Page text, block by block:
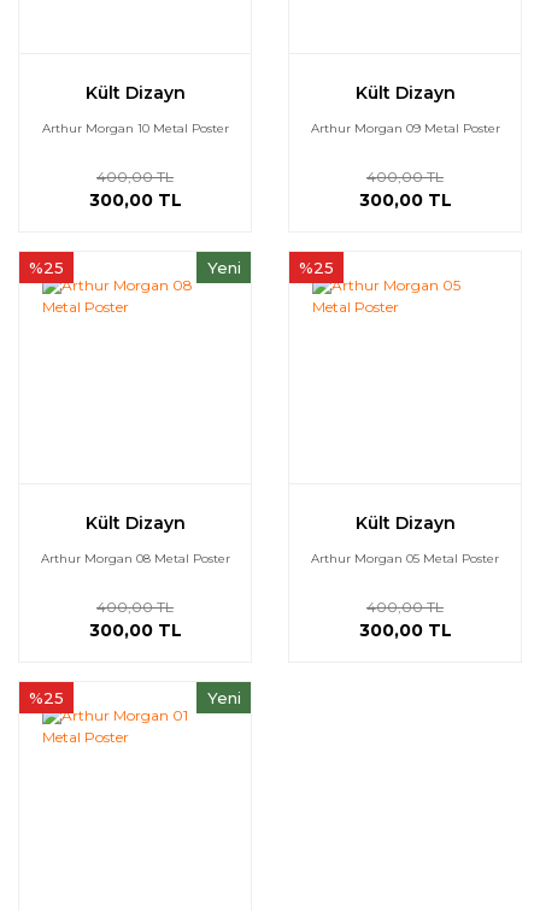
Kült Dizayn
Arthur Morgan 10 Metal Poster
400,00 TL
300,00 TL
Kült Dizayn
Arthur Morgan 09 Metal Poster
400,00 TL
300,00 TL
Yeni
%25
Kült Dizayn
Arthur Morgan 08 Metal Poster
400,00 TL
300,00 TL
%25
Kült Dizayn
Arthur Morgan 05 Metal Poster
400,00 TL
300,00 TL
Yeni
%25